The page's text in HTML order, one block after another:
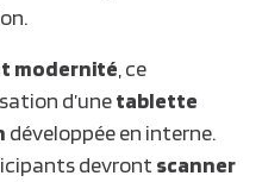
modernité , ce
d’unetablette
développée en interne.
devront scanner